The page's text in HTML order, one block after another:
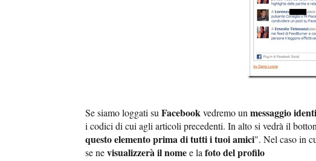
Se siamo loggati su Facebookvedremo un messaggio
i codici di cui agli articoli precedenti. In alto si vedrà il
questo elemento prima di tutti i tuoi amici". Nel caso in
se nevisualizzerà il nomee la foto del profilo